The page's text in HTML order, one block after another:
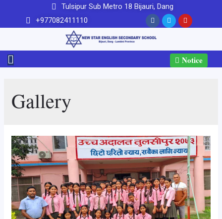
Tulsipur Sub Metro 18 Bijauri, Dang
+977082411110
Notice
Gallery